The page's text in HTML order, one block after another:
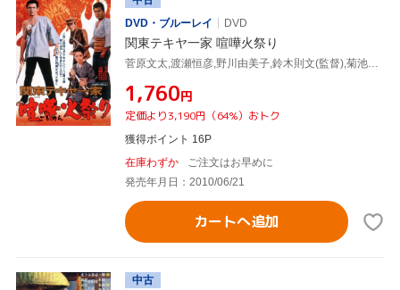
DVD・ブルーレイ
DVD
関東テキヤ一家 喧嘩火祭り
菅原文太,渡瀬恒彦,野川由美子,鈴木則文(監督),菊池俊輔(音楽)
¥1,760円
定価より3,190円（64%）おトク
獲得ポイント 16P
在庫わずか
ご注文はお早めに
発売年月日：2010/06/21
カートへ追加
中古